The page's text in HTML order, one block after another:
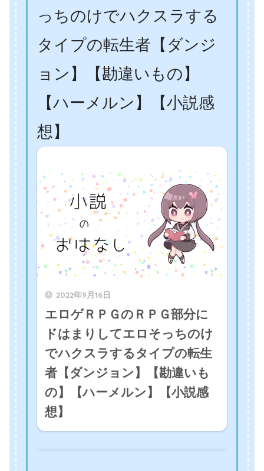
っちのけでハクスラする
タイプの転生者【ダンジ
ョン】【勘違いもの】
【ハーメルン】【小説感
想】
2022年9月16日
エロゲＲＰＧのＲＰＧ部分に
ドはまりしてエロそっちのけ
でハクスラするタイプの転生
者【ダンジョン】【勘違いも
の】【ハーメルン】【小説感
想】